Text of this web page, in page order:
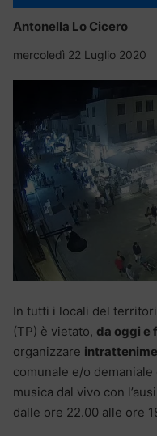
Antonella Lo Cicero
mercoledì 22 Luglio 2020
In tutti i locali del
(TP) è vietato, da oggi e
organizzare
comunale e/o
musica dal vivo con
dalle ore 22.00 alle ore